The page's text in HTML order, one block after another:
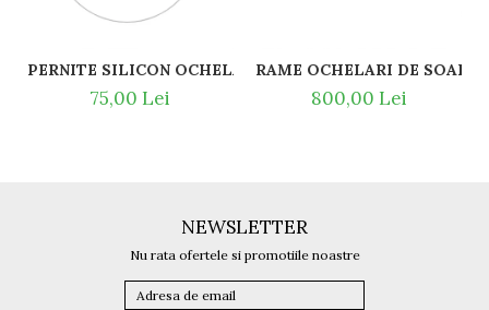
PERNITE SILICON OCHELARI VEDERE SI SOARE RAY BAN
75,00 Lei
RAME OCHELARI DE
800,00 Lei
NEWSLETTER
Nu rata ofertele si promotiile noastre